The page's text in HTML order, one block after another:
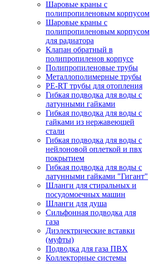
Шаровые краны с
полипропиленовым корпусом
Шаровые краны с
полипропиленовым корпусом
для радиатора
Клапан обратный в
полипропиленов корпусе
Полипропиленовые трубы
Металлополимерные трубы
PE-RT трубы для отопления
Гибкая подводка для воды с
латунными гайками
Гибкая подводка для воды с
гайками из нержавеющей
стали
Гибкая подводка для воды с
нейлоновой оплеткой и пвх
покрытием
Гибкая подводка для воды с
латунными гайками "Гигант"
Шланги для стиральных и
посудомоечных машин
Шланги для душа
Сильфонная подводка для
газа
Диэлектрические вставки
(муфты)
Подводка для газа ПВХ
Коллекторные системы